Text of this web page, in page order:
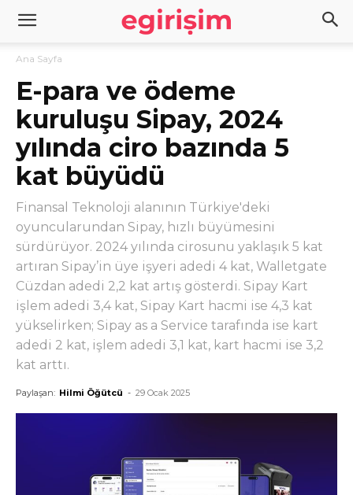
Ana Sayfa
E-para ve ödeme
kuruluşu Sipay, 2024
yılında ciro bazında 5
kat büyüdü
Finansal Teknoloji alanının Türkiye'deki
oyuncularundan Sipay, hızlı büyümesini
sürdürüyor. 2024 yılında cirosunu yaklaşık 5 kat
artıran Sipay’in üye işyeri adedi 4 kat, Walletgate
Cüzdan adedi 2,2 kat artış gösterdi. Sipay Kart
işlem adedi 3,4 kat, Sipay Kart hacmi ise 4,3 kat
yükselirken; Sipay as a Service tarafında ise kart
adedi 2 kat, işlem adedi 3,1 kat, kart hacmi ise 3,2
kat arttı.
Paylaşan: Hilmi Öğütcü - 29 Ocak 2025